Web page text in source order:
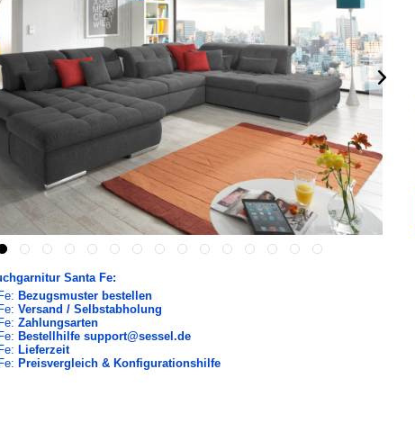
Santa Fe:
Bezugsmuster bestellen
Versand / Selbstabholung
Zahlungsarten
Bestellhilfe support@sessel.de
Lieferzeit
Preisvergleich & Konfigurationshilfe